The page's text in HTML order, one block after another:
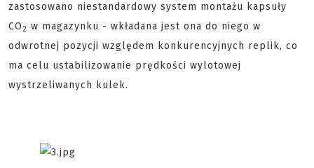
zastosowano niestandardowy system montażu kapsuły
CO 2 w magazynku - wkładana jest ona do niego w
odwrotnej pozycji względem konkurencyjnych replik, co
ma celu ustabilizowanie prędkości wylotowej
wystrzeliwanych kulek.